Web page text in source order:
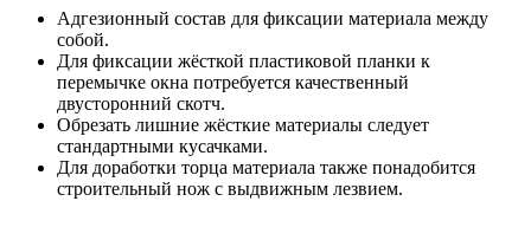
Адгезионный состав для фиксации материала между
собой.
Для фиксации жёсткой пластиковой планки к
перемычке окна потребуется качественный
двусторонний скотч.
Обрезать лишние жёсткие материалы следует
стандартными кусачками.
Для доработки торца материала также понадобится
строительный нож с выдвижным лезвием.